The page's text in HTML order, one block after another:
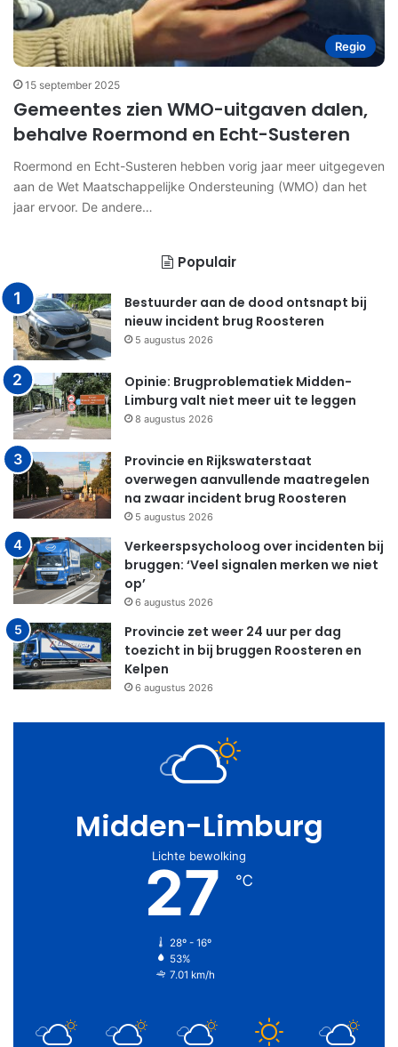
Regio
15 september 2025
Gemeentes zien WMO-uitgaven dalen,
behalve Roermond en Echt-Susteren
Roermond en Echt-Susteren hebben vorig jaar meer uitgegeven
aan de Wet Maatschappelijke Ondersteuning (WMO) dan het
jaar ervoor. De andere…
Populair
Bestuurder aan de dood ontsnapt bij
nieuw incident brug Roosteren
5 augustus 2026
Opinie: Brugproblematiek Midden-
Limburg valt niet meer uit te leggen
8 augustus 2026
Provincie en Rijkswaterstaat
overwegen aanvullende maatregelen
na zwaar incident brug Roosteren
5 augustus 2026
Verkeerspsycholoog over incidenten bij
bruggen: ‘Veel signalen merken we niet
op’
6 augustus 2026
Provincie zet weer 24 uur per dag
toezicht in bij bruggen Roosteren en
Kelpen
6 augustus 2026
Midden-Limburg
Lichte bewolking
27 ℃
28º - 16º
53%
7.01 km/h